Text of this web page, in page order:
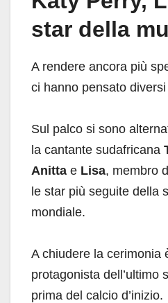
star della
A rendere ancora più
ci hanno pensato
Sul palco si sono
la cantante sudafricana
Anitta e Lisa, membro
le star più seguite della
mondiale.
A chiudere la cerimonia
protagonista dell’ultimo
prima del calcio d’inizio.